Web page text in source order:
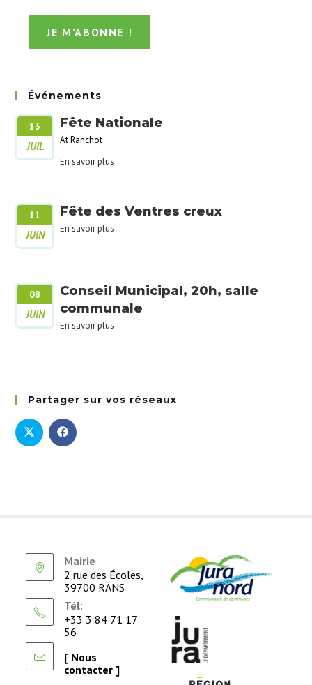
Événements
13
JUIL
Fête Nationale
At Ranchot
En savoir plus
11
JUIN
Fête des Ventres creux
En savoir plus
08
JUIN
Conseil Municipal, 20h, salle
communale
En savoir plus
Partager sur vos réseaux
Mairie
2 rue des Écoles,
39700 RANS
Tél:
+33 3 84 71 17
56
[ Nous
contacter ]